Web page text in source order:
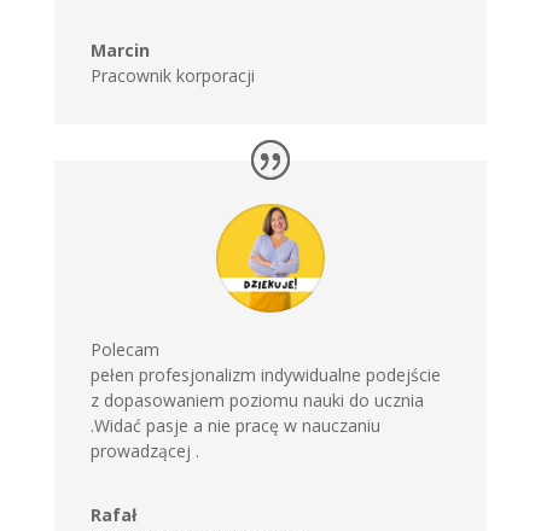
Marcin
Pracownik korporacji
Polecam
pełen profesjonalizm indywidualne podejście
z dopasowaniem poziomu nauki do ucznia
.Widać pasje a nie pracę w nauczaniu
prowadzącej .
Rafał